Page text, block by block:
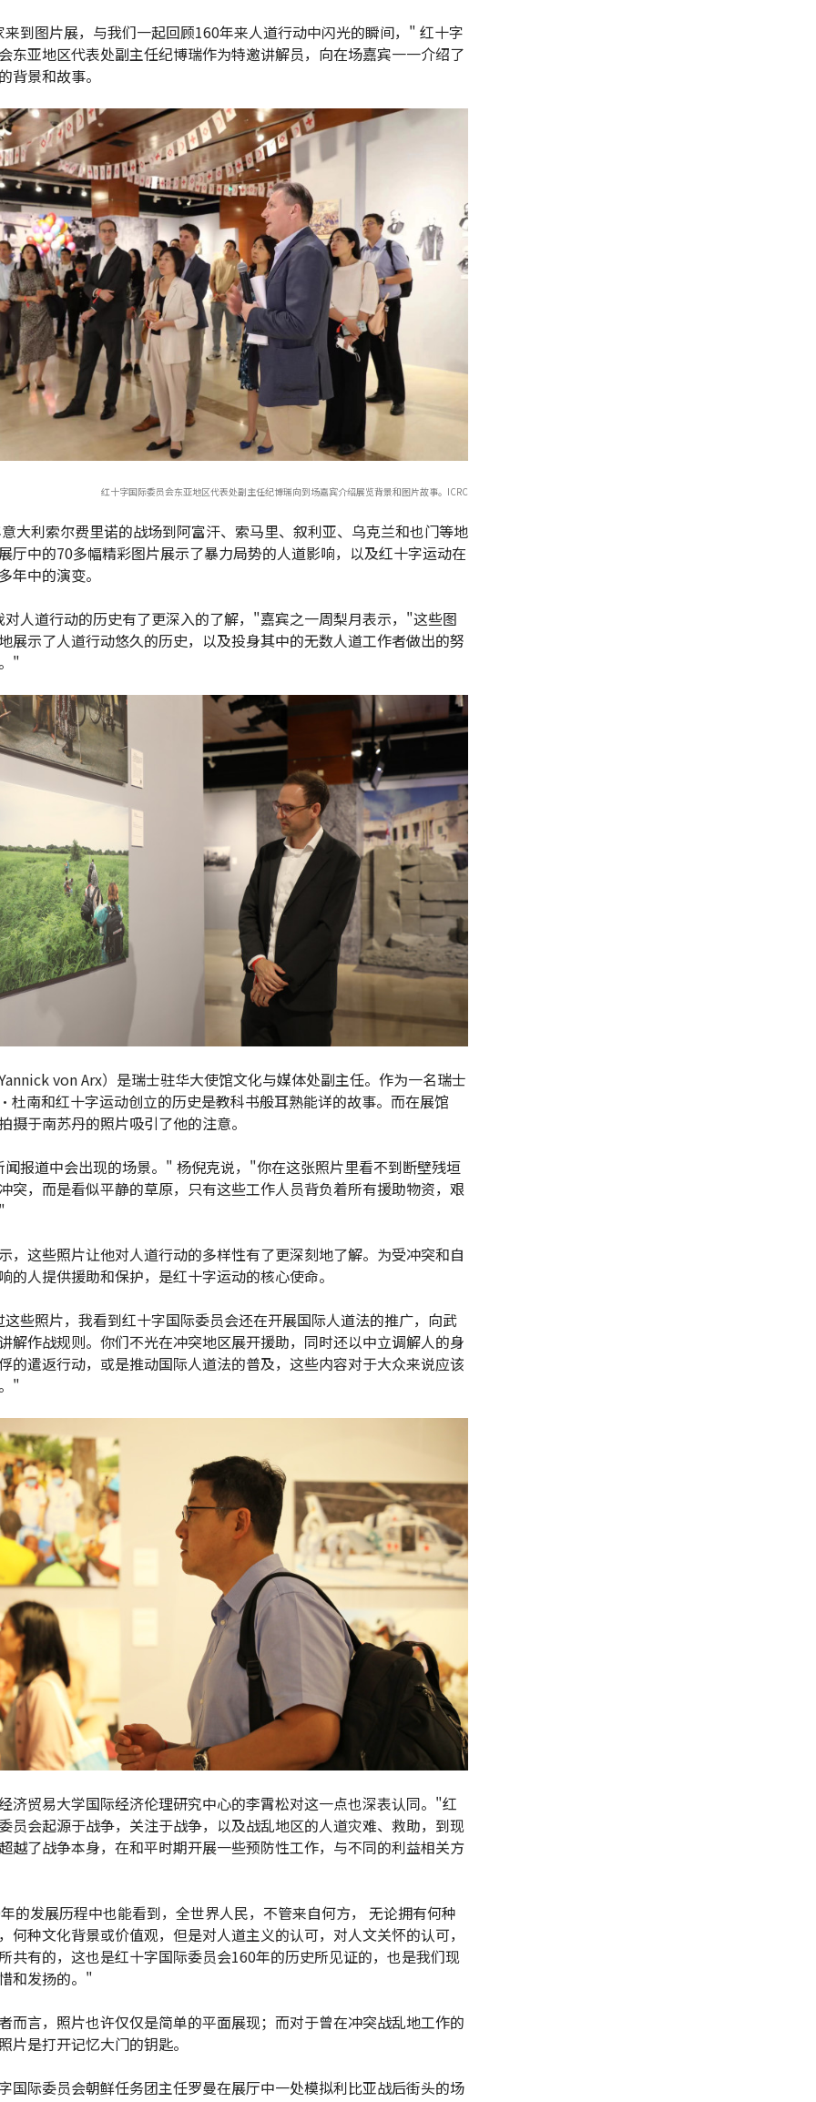
到图片展，与我们一起回顾160年来人道行动中闪光的瞬间，" 红十字
东亚地区代表处副主任纪博瑞作为特邀讲解员，向在场嘉宾一一介绍了
背景和故事。
红十字国际委员会东亚地区代表处副主任纪博瑞向到场嘉宾介绍展览背景和图片故事。ICRC
大利索尔费里诺的战场到阿富汗、索马里、叙利亚、乌克兰和也门等地
厅中的70多幅精彩图片展示了暴力局势的人道影响，以及红十字运动在
年中的演变。
人道行动的历史有了更深入的了解，"嘉宾之一周梨月表示，"这些图
展示了人道行动悠久的历史，以及投身其中的无数人道工作者做出的努
"
von Arx）是瑞士驻华大使馆文化与媒体处副主任。作为一名瑞士
杜南和红十字运动创立的历史是教科书般耳熟能详的故事。而在展馆
摄于南苏丹的照片吸引了他的注意。
报道中会出现的场景。" 杨倪克说，"你在这张照片里看不到断壁残垣
突，而是看似平静的草原，只有这些工作人员背负着所有援助物资，艰
，这些照片让他对人道行动的多样性有了更深刻地了解。为受冲突和自
的人提供援助和保护，是红十字运动的核心使命。
些照片，我看到红十字国际委员会还在开展国际人道法的推广，向武
解作战规则。你们不光在冲突地区展开援助，同时还以中立调解人的身
的遣返行动，或是推动国际人道法的普及，这些内容对于大众来说应该
"
济贸易大学国际经济伦理研究中心的李霄松对这一点也深表认同。"红
员会起源于战争，关注于战争，以及战乱地区的人道灾难、救助，到现
越了战争本身，在和平时期开展一些预防性工作，与不同的利益相关方
的发展历程中也能看到，全世界人民，不管来自何方， 无论拥有何种
何种文化背景或价值观，但是对人道主义的认可，对人文关怀的认可，
共有的，这也是红十字国际委员会160年的历史所见证的，也是我们现
和发扬的。"
而言，照片也许仅仅是简单的平面展现；而对于曾在冲突战乱地工作的
片是打开记忆大门的钥匙。
国际委员会朝鲜任务团主任罗曼在展厅中一处模拟利比亚战后街头的场